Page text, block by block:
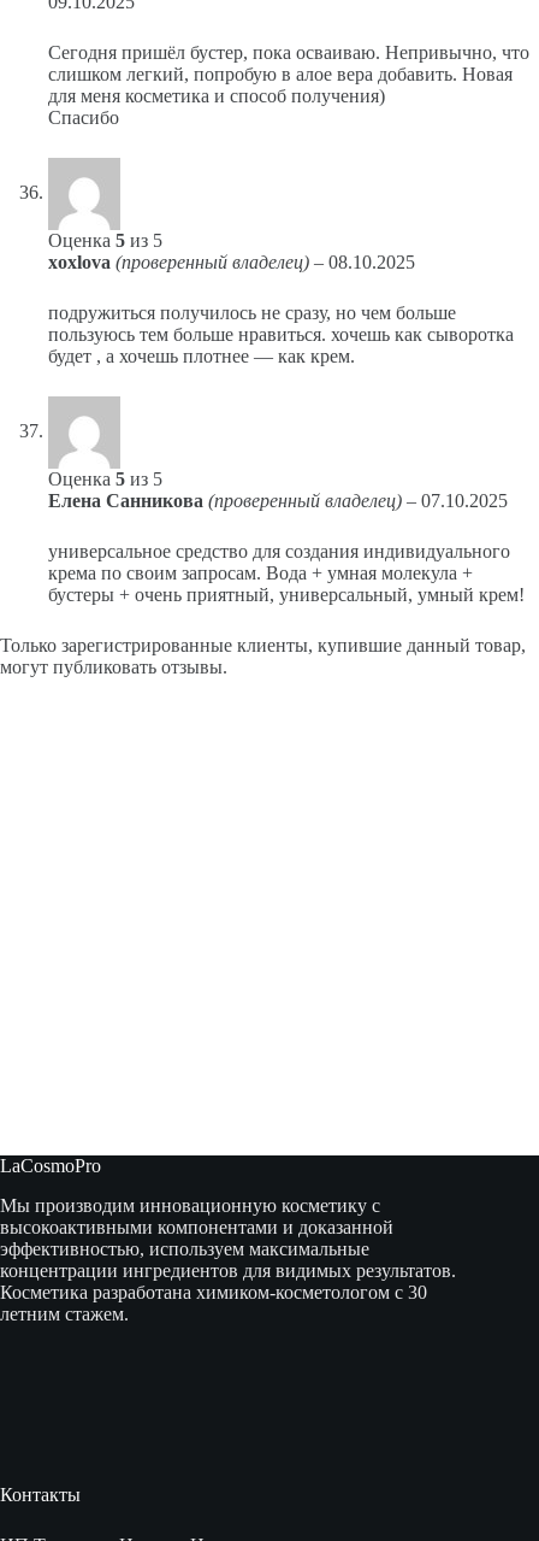
Сегодня пришёл бустер, пока осваиваю. Непривычно, что
слишком легкий, попробую в алое вера добавить. Новая
для меня косметика и способ получения)
Спасибо
Оценка 5 из 5
xoxlova (проверенный владелец) – 08.10.2025
подружиться получилось не сразу, но чем больше
пользуюсь тем больше нравиться. хочешь как сыворотка
будет , а хочешь плотнее — как крем.
Оценка 5 из 5
Елена Санникова (проверенный владелец) – 07.10.2025
универсальное средство для создания индивидуального
крема по своим запросам. Вода + умная молекула +
бустеры + очень приятный, универсальный, умный крем!
Только зарегистрированные клиенты, купившие данный товар,
могут публиковать отзывы.
LaCosmoPro
Мы производим инновационную косметику с
высокоактивными компонентами и доказанной
эффективностью, используем максимальные
концентрации ингредиентов для видимых результатов.
Косметика разработана химиком-косметологом с 30
летним стажем.
Контакты